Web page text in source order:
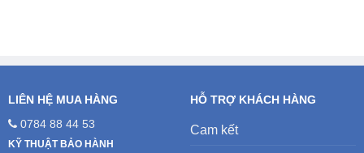
LIÊN HỆ MUA HÀNG
0784 88 44 53
KỸ THUẬT BẢO HÀNH
HỖ TRỢ KHÁCH HÀNG
Cam kết